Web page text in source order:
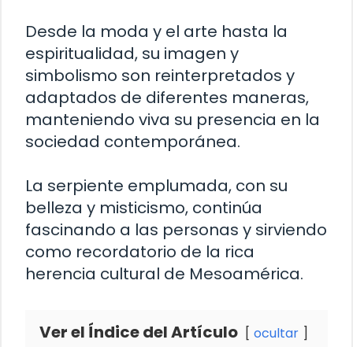
Desde la moda y el arte hasta la
espiritualidad, su imagen y
simbolismo son reinterpretados y
adaptados de diferentes maneras,
manteniendo viva su presencia en la
sociedad contemporánea.
La serpiente emplumada, con su
belleza y misticismo, continúa
fascinando a las personas y sirviendo
como recordatorio de la rica
herencia cultural de Mesoamérica.
Ver el Índice del Artículo ocultar